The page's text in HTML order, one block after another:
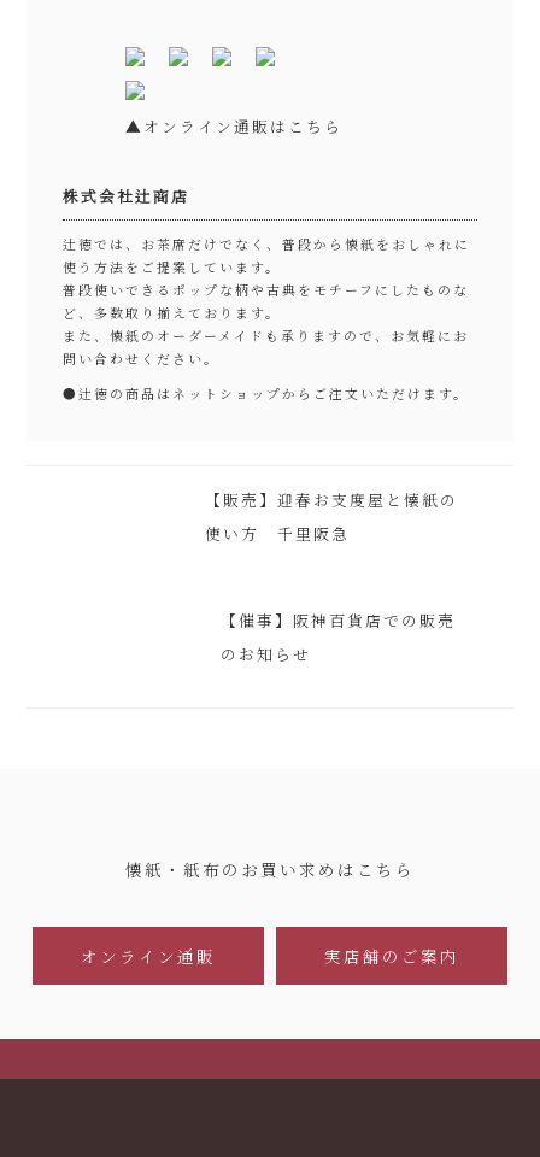
▲オンライン通販はこちら
株式会社辻商店
辻徳では、お茶席だけでなく、普段から懐紙をおしゃれに
使う方法をご提案しています。
普段使いできるポップな柄や古典をモチーフにしたものな
ど、多数取り揃えております。
また、懐紙のオーダーメイドも承りますので、お気軽にお
問い合わせください。
●辻徳の商品はネットショップからご注文いただけます。
【販売】迎春お支度屋と懐紙の
使い方 千里阪急
【催事】阪神百貨店での販売
のお知らせ
懐紙・紙布のお買い求めはこちら
オンライン通販 実店舗のご案内